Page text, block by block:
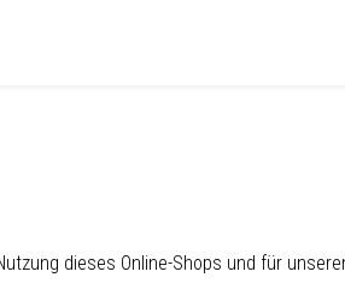
dieses Online-Shops und für